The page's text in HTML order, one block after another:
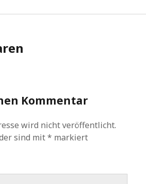
Kommentar
wird nicht veröffentlicht.
sind mit* markiert